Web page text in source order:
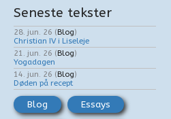
Seneste tekster
28. jun. 26 (Blog)
Christian IV i Liseleje
21. jun. 26 (Blog)
Yogadagen
14. jun. 26 (Blog)
Døden på recept
Blog Essays